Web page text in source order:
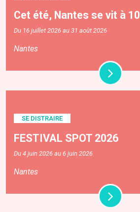
Cet été, Nantes se vit à
Du 16 juillet 2026 au 31 août 2026
Nantes
SE DISTRAIRE
FESTIVAL SPOT 2026
Du 4 juin 2026 au 6 juin 2026
Nantes